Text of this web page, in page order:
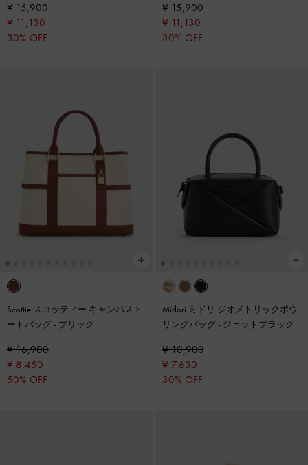
¥ 15,900
¥ 11,130
30% OFF
¥ 15,900
¥ 11,130
30% OFF
Scottie スコッティー キャンバスト
ートバッグ- ブリック
¥ 16,900
¥ 8,450
50% OFF
Midori ミドリ ジオメトリックボウ
リングバッグ- ジェットブラック
¥ 10,900
¥ 7,630
30% OFF